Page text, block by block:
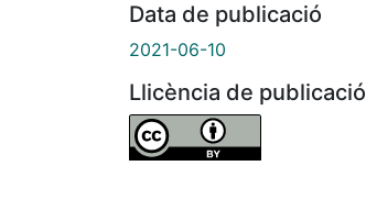
Data de publicació
2021-06-10
Llicència de publicació